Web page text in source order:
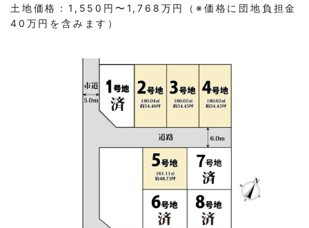
土地価格：1,550円〜1,768万円（※価格に団地負担金
40万円を含みます）